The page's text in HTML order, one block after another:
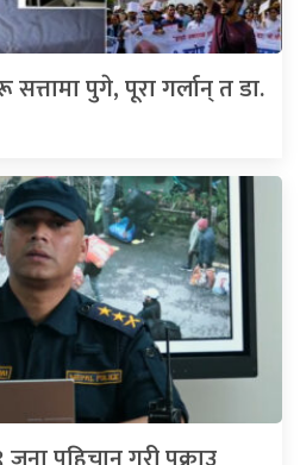
सत्तामा पुगे, पूरा गर्लान् त डा.